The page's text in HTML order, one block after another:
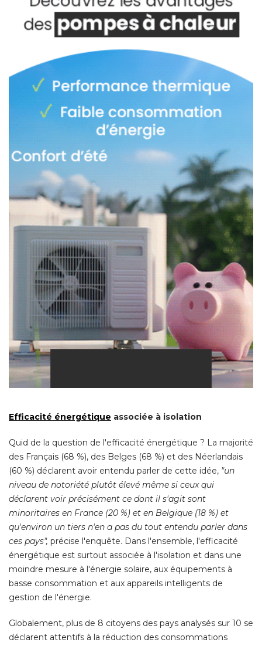
Efficacité énergétique associée à isolation
Quid de la question de l'efficacité énergétique ? La majorité
des Français (68 %), des Belges (68 %) et des Néerlandais
(60 %) déclarent avoir entendu parler de cette idée, "un
niveau de notoriété plutôt élevé même si ceux qui
déclarent voir précisément ce dont il s'agit sont
minoritaires en France (20 %) et en Belgique (18 %) et
qu'environ un tiers n'en a pas du tout entendu parler dans
ces pays", précise l'enquête. Dans l'ensemble, l'efficacité
énergétique est surtout associée à l'isolation et dans une
moindre mesure à l'énergie solaire, aux équipements à
basse consommation et aux appareils intelligents de
gestion de l'énergie.
Globalement, plus de 8 citoyens des pays analysés sur 10 se
déclarent attentifs à la réduction des consommations